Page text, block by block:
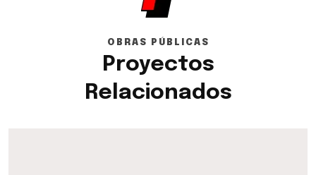
OBRAS PÚBLICAS
Proyectos
Relacionados